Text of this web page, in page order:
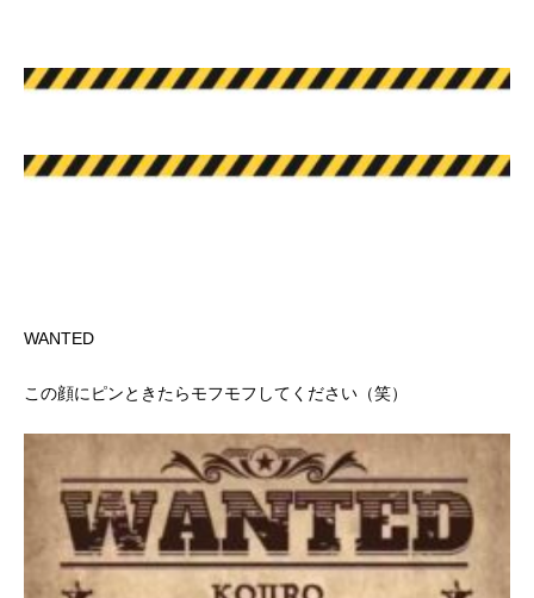
WANTED
この顔にピンときたらモフモフしてください （笑）